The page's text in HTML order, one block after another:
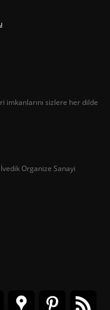
imkanlarını sizlere her dilde
Organize Sanayi